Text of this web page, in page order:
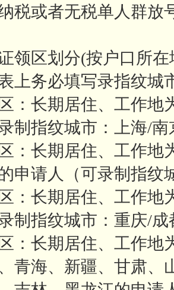
税或者无税单人群放
领区划分(按户口所
上务必填写录指纹城
：长期居住、工作地
制指纹城市：上海/南
：长期居住、工作地
申请人（可录制指纹
：长期居住、工作地
制指纹城市：重庆/成
：长期居住、工作地
青海、新疆、甘肃、